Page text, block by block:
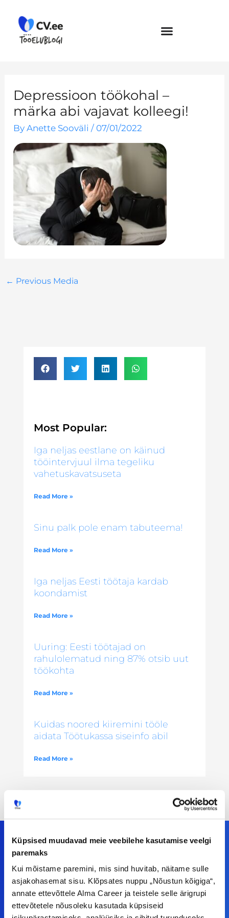
Küpsised muudavad meie veebilehe kasutamise veelgi
paremaks
Kui mõistame paremini, mis sind huvitab, näitame sulle
asjakohasemat sisu. Klõpsates nuppu „Nõustun kõigiga“,
annate ettevõttele Alma Career ja teistele selle ärigrupi
ettevõtetele nõusoleku kasutada küpsiseid
content
Depressioon töökohal –
märka abi vajavat kolleegi!
ByAnette Sooväli/ 07/01/2022
← Previous Media
Most Popular:
Iga neljas eestlane on käinud
tööintervjuul ilma tegeliku
vahetuskavatsuseta
Read More »
Sinu palk pole enam tabuteema!
Read More »
Iga neljas Eesti töötaja kardab
koondamist
Read More »
Uuring: Eesti töötajad on
rahulolematud ning 87% otsib uut
töökohta
Read More »
Kuidas noored kiiremini tööle
aidata Töötukassa siseinfo abil
Read More »
Meiega leiad!
Tööelublogi.ee lehelt leiad kõik vajaliku, et olla
kursis tööturu uudistega. Kui sul on